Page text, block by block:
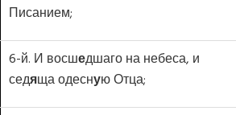
Писанием;
6-й. И восшедшаго на небеса, и
седяща одесную Отца;